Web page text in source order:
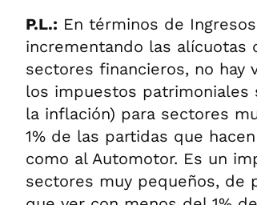
P.L.: En términos de
incrementando las alícuotas
sectores financieros, no hay
los impuestos patrimoniales
la inflación) para sectores
1% de las partidas que
como al Automotor. Es un
sectores muy pequeños, de